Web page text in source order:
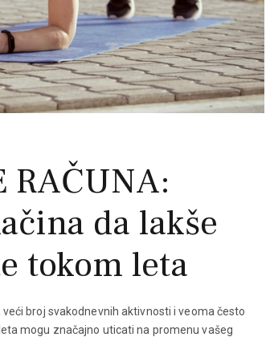
RAČUNA:
da lakše
tokom leta
broj svakodnevnih aktivnosti i veoma često
mogu značajno uticati na promenu vašeg